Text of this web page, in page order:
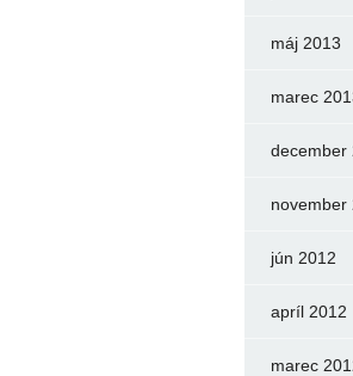
máj 2013
marec
december
november
jún 2012
apríl 2012
marec